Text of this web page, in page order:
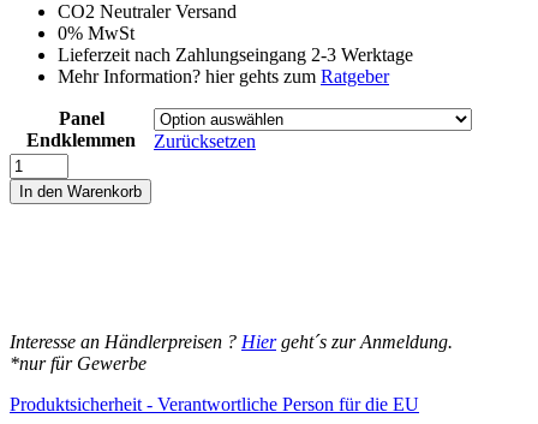
CO2 Neutraler Versand
0% MwSt
Lieferzeit nach Zahlungseingang 2-3 Werktage
Mehr Information? hier gehts zum Ratgeber
Panel
Endklemmen
Zurücksetzen
Mittelklemme
Halterung
Befestigung
inkl
Schrauben
Menge
In den Warenkorb
Interesse an Händlerpreisen ? Hiergeht´s zur Anmeldung.
*nur für Gewerbe
Produktsicherheit - Verantwortliche Person für die EU